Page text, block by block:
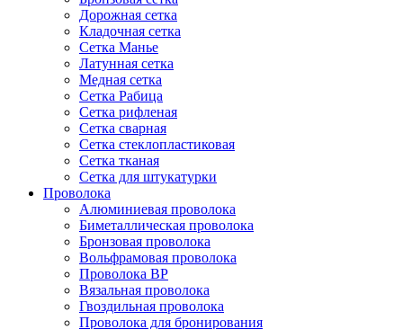
Дорожная сетка
Кладочная сетка
Сетка Манье
Латунная сетка
Медная сетка
Сетка Рабица
Сетка рифленая
Сетка сварная
Сетка стеклопластиковая
Сетка тканая
Сетка для штукатурки
Проволока
Алюминиевая проволока
Биметаллическая проволока
Бронзовая проволока
Вольфрамовая проволока
Проволока ВР
Вязальная проволока
Гвоздильная проволока
Проволока для бронирования